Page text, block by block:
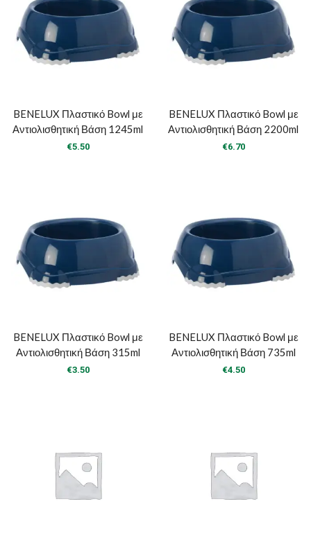
BENELUX Πλαστικό Bowl με
Αντιολισθητική Βάση 1245ml
€5.50
BENELUX Πλαστικό Bowl με
Αντιολισθητική Βάση 2200ml
€6.70
BENELUX Πλαστικό Bowl με
Αντιολισθητική Βάση 315ml
€3.50
BENELUX Πλαστικό Bowl με
Αντιολισθητική Βάση 735ml
€4.50